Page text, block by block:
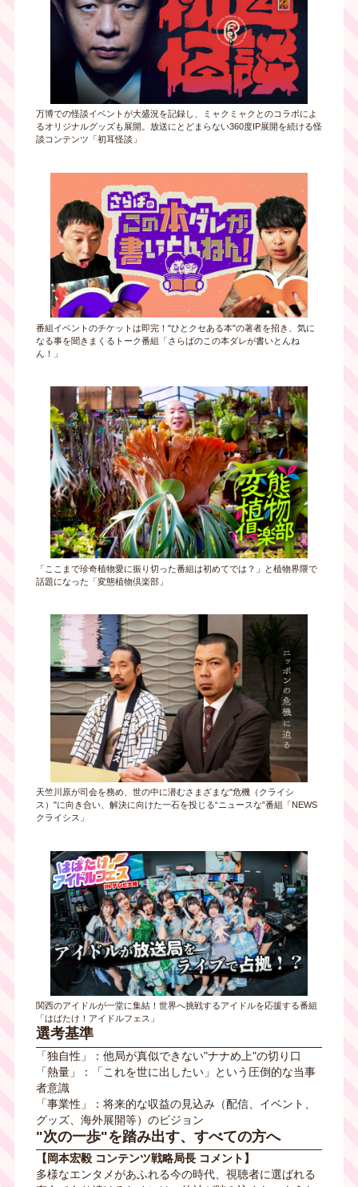
万博での怪談イベントが大盛況を記録し、ミャクミャクとのコラボによ
るオリジナルグッズも展開。放送にとどまらない360度IP展開を続ける怪
談コンテンツ「初耳怪談」
番組イベントのチケットは即完！"ひとクセある本"の著者を招き、気に
なる事を聞きまくるトーク番組「さらばのこの本ダレが書いとんね
ん！」
「ここまで珍奇植物愛に振り切った番組は初めてでは？」と植物界隈で
話題になった「変態植物倶楽部」
天竺川原が司会を務め、世の中に潜むさまざまな"危機（クライシ
ス）"に向き合い、解決に向けた一石を投じる“ニュースな”番組「NEWS
クライシス」
関西のアイドルが一堂に集結！世界へ挑戦するアイドルを応援する番組
「はばたけ！アイドルフェス」
選考基準
「独自性」：他局が真似できない"ナナめ上"の切り口
「熱量」：「これを世に出したい」という圧倒的な当事
者意識
「事業性」：将来的な収益の見込み（配信、イベント、
グッズ、海外展開等）のビジョン
"次の一歩"を踏み出す、すべての方へ
【岡本宏毅 コンテンツ戦略局長 コメント】
多様なエンタメがあふれる今の時代、視聴者に選ばれる